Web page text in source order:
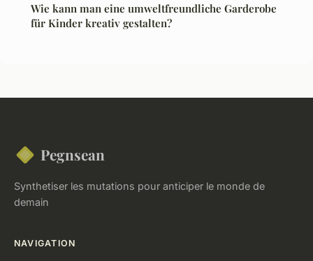
Wie kann man eine umweltfreundliche Garderobe
für Kinder kreativ gestalten?
Pegnsean
Synthetiser les mutations pour anticiper le monde de
demain
NAVIGATION